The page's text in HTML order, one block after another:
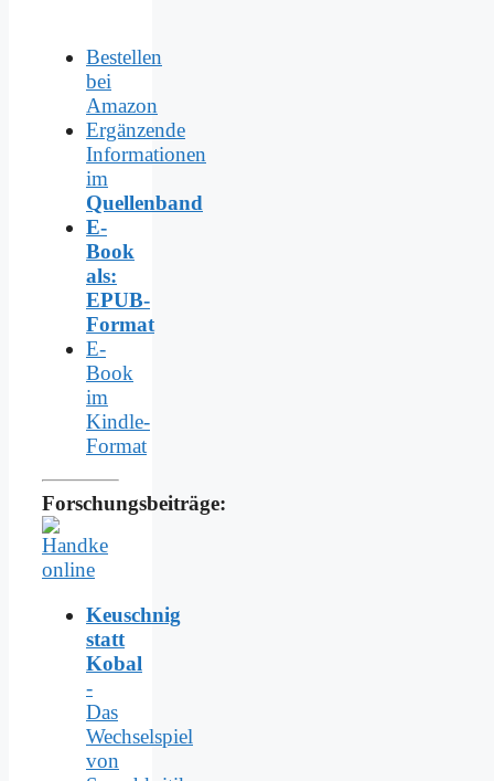
Bestellen
bei
Amazon
Ergänzende
Informationen
im
Quellenband
E-
Book
als:
EPUB-
Format
E-
Book
im
Kindle-
Format
Forschungsbeiträge:
Keuschnig
statt
Kobal
-
Das
Wechselspiel
von